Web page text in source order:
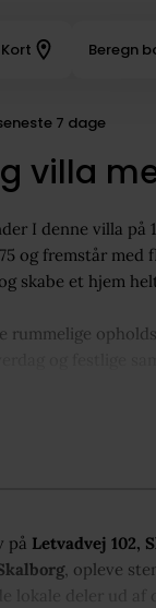
Kort Beregn
7 dage
villa
I denne villa
og fremstår
skabe et hjem
rummelige
der ønsker
så udelivet kan
som giver
på Letvadvej 102,
, opleve
lokale deler ud